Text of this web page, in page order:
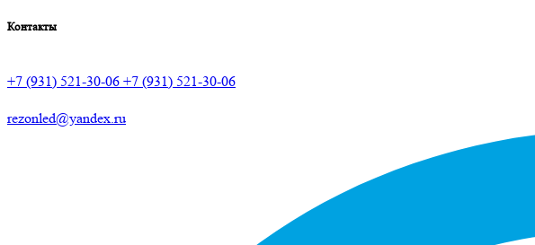
Контакты
+7 (931) 521-30-06 +7 (931) 521-30-06
rezonled@yandex.ru